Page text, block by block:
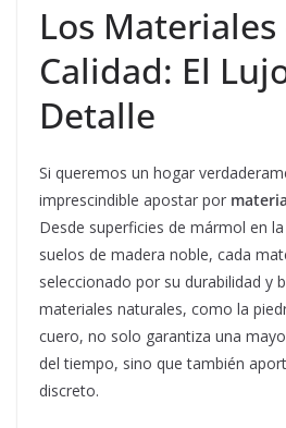
Los
Calidad: El
Detalle
Si queremos un hogar
imprescindible apostar por
Desde superficies de mármol en
suelos de madera noble, cada
seleccionado por su durabilidad y
materiales naturales, como la
cuero, no solo garantiza una
del tiempo, sino que también
discreto.